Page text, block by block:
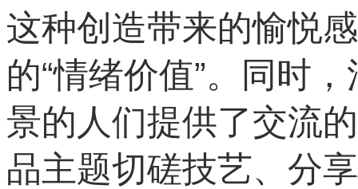
这种创造带来的愉悦
的“情绪价值”。同时
景的人们提供了交流
品主题切磋技艺、分